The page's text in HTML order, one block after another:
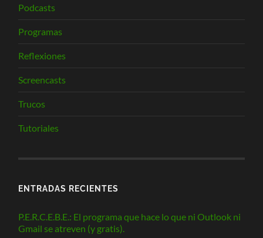
Podcasts
Programas
Reflexiones
Screencasts
Trucos
Tutoriales
ENTRADAS RECIENTES
P.E.R.C.E.B.E.: El programa que hace lo que ni Outlook ni
Gmail se atreven (y gratis).